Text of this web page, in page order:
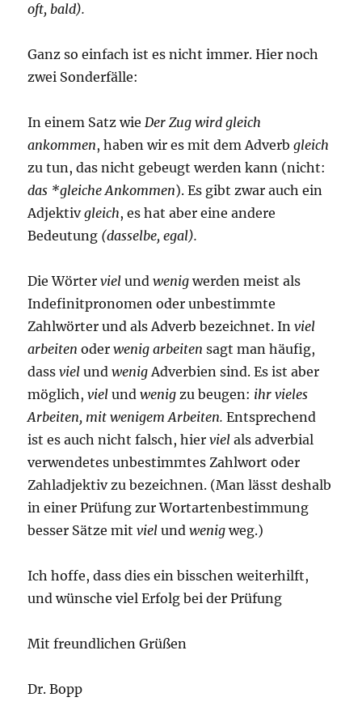
oft, bald).
Ganz so einfach ist es nicht immer. Hier noch
zwei Sonderfälle:
In einem Satz wie Der Zug wird gleich
ankommen, haben wir es mit dem Adverbgleich
zu tun, das nicht gebeugt werden kann (nicht:
das *gleiche Ankommen). Es gibt zwar auch ein
Adjektivgleich, es hat aber eine andere
Bedeutung (dasselbe, egal).
Die Wörterviel undwenig werden meist als
Indefinitpronomen oder unbestimmte
Zahlwörter und als Adverb bezeichnet. Inviel
arbeiten oderwenig arbeiten sagt man häufig,
dassviel undwenigAdverbien sind. Es ist aber
möglich,viel undwenig zu beugen: ihr vieles
Arbeiten, mit wenigem Arbeiten. Entsprechend
ist es auch nicht falsch, hierviel als adverbial
verwendetes unbestimmtes Zahlwort oder
Zahladjektiv zu bezeichnen. (Man lässt deshalb
in einer Prüfung zur Wortartenbestimmung
besser Sätze mitviel undwenig weg.)
Ich hoffe, dass dies ein bisschen weiterhilft,
und wünsche viel Erfolg bei der Prüfung
Mit freundlichen Grüßen
Dr. Bopp